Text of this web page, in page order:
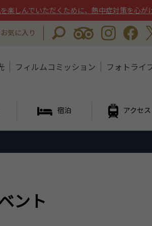
しんでいただくために、熱中症対策を心が
お気に入り
フィルムコミッション フォトライ
宿泊 アクセス
ント